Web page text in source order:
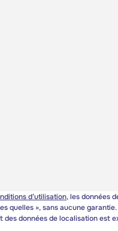
d’utilisation, les données
quelles », sans aucune
des données de localisation est